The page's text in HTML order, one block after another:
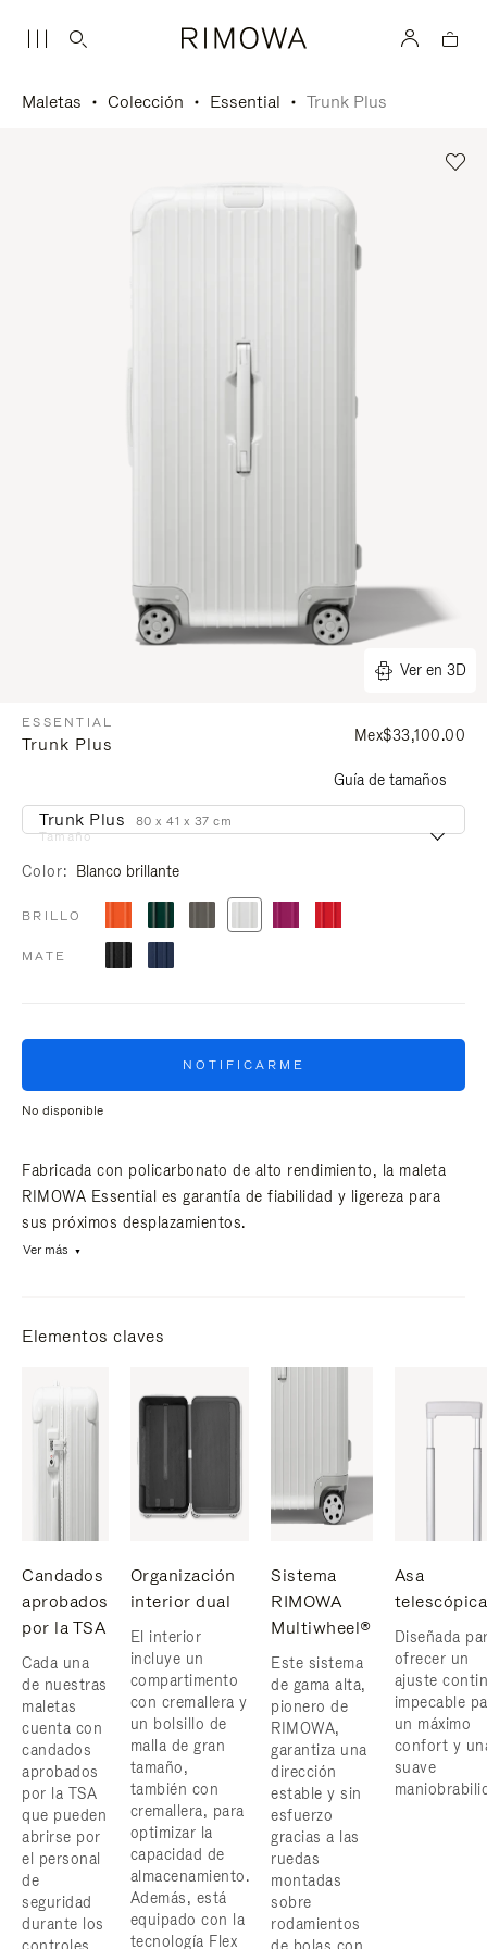
Maletas Colección Essential Trunk Plus
Ver en 3D
ESSENTIAL
Trunk Plus Mex$33,100.00
Guía de tamaños
Tamaño
Trunk Plus 80 x 41 x 37 cm
Color Blanco brillante
BRILLO
MATE
NOTIFICARME
No disponible
Fabricada con policarbonato de alto rendimiento, la maleta
RIMOWA Essential es garantía de fiabilidad y ligereza para
sus próximos desplazamientos.
Ver más
Elementos claves
Candados
aprobados
por la TSA
Cada una
de nuestras
maletas
cuenta con
candados
aprobados
por la TSA
que pueden
abrirse por
el personal
de
seguridad
durante los
Organización
interior dual
El interior
incluye un
compartimento
con cremallera y
un bolsillo de
malla de gran
tamaño,
también con
cremallera, para
optimizar la
capacidad de
almacenamiento.
Además, está
equipado con la
tecnología Flex
Sistema
RIMOWA
Multiwheel®
Este sistema
de gama alta,
pionero de
RIMOWA,
garantiza una
dirección
estable y sin
esfuerzo
gracias a las
ruedas
montadas
sobre
rodamientos
Asa
telescópica
Diseñada
ofrecer un
ajuste
impecable
un máximo
confort y
suave